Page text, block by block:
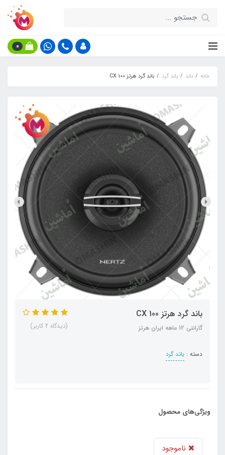
0
خانه باند باند گرد باند گرد هرتز CX 100
باند گرد هرتز CX 100
گارانتی 12 ماهه ایران هرتز
دسته : باند گرد
(دیدگاه 2 کاربر)
ویژگی‌های محصول
ناموجود